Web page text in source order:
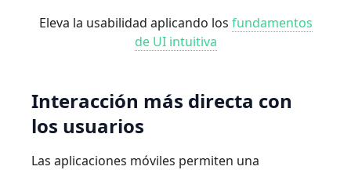
Eleva la usabilidad aplicando los fundamentos
de UI intuitiva
Interacción más directa con
los usuarios
Las aplicaciones móviles permiten una